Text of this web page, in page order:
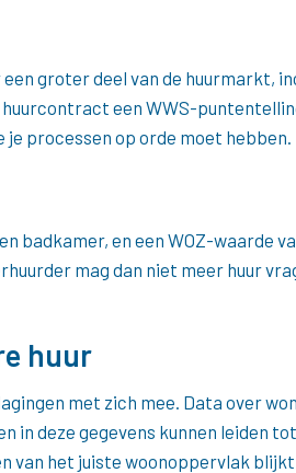
groter deel van de huurmarkt,
een WWS-
processen op orde moet hebben.
badkamer, en een WOZ-waarde
mag dan niet meer huur
huur
met zich mee. Data over
deze gegevens kunnen leiden
van het juiste woonoppervlak